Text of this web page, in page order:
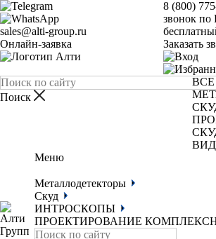
sales@alti-group.ru
Онлайн-заявка
8 (800)
звонок по
Заказать
Меню
Металлодетекторы
Скуд
ИНТРОСКОПЫ
ПРОЕКТИРОВАНИЕ